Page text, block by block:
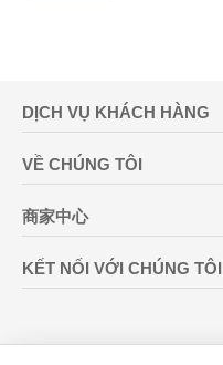
DỊCH VỤ KHÁCH HÀNG
VỀ CHÚNG TÔI
商家中心
KẾT NỐI VỚI CHÚNG TÔI